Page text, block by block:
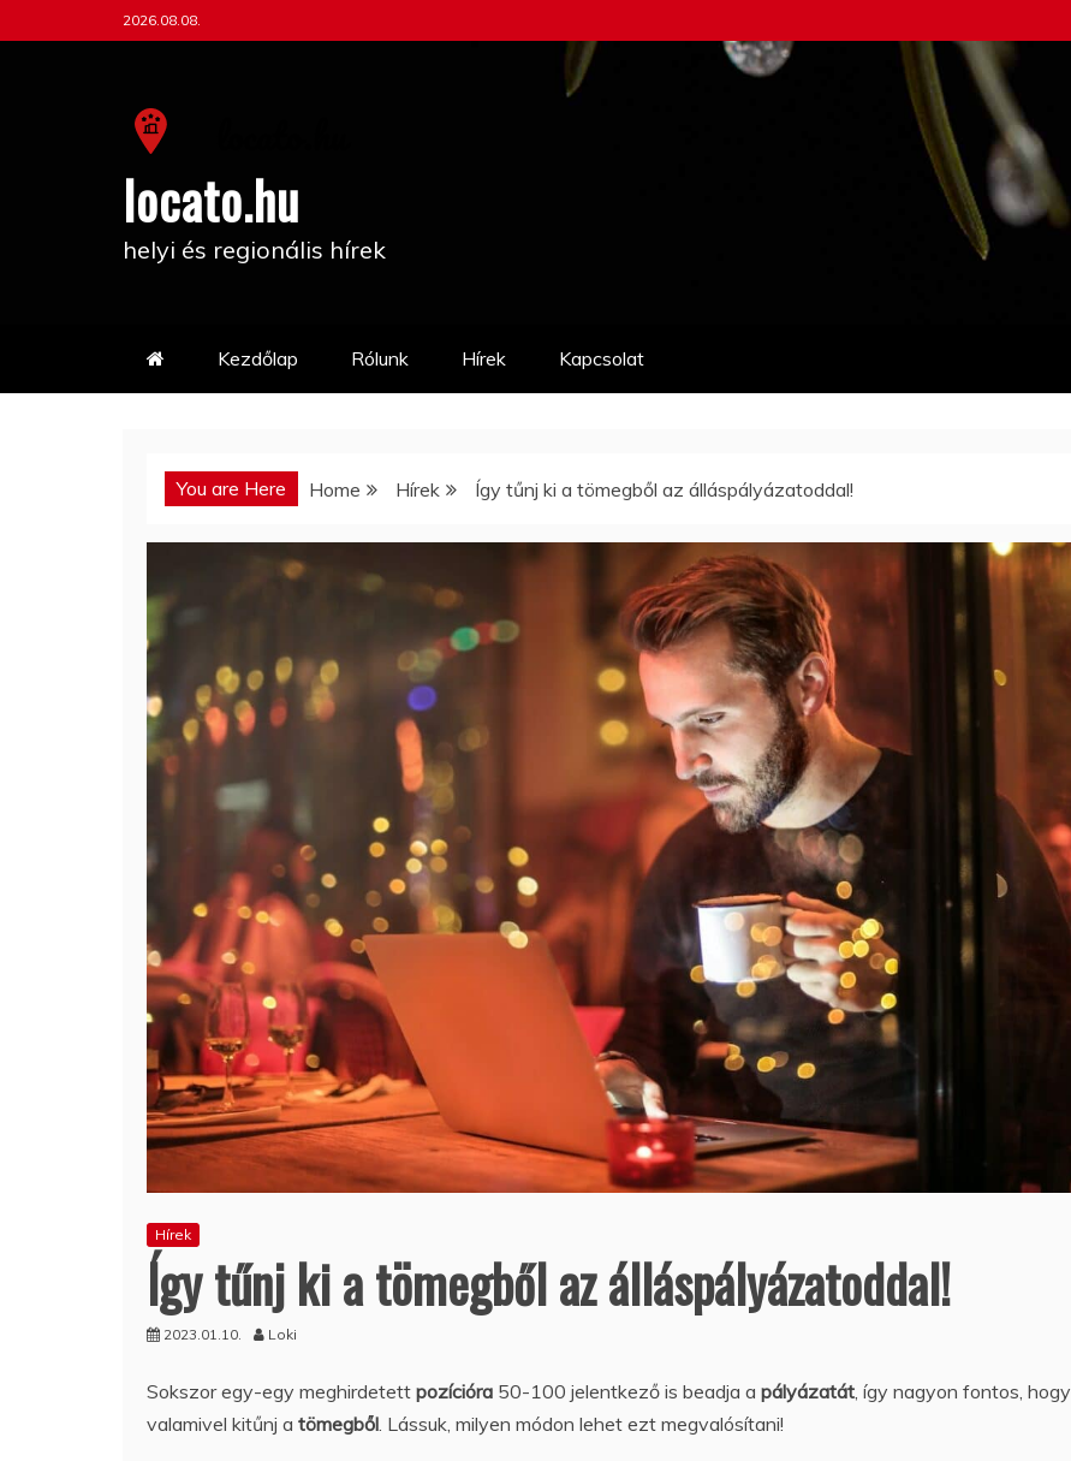
to
2026.08.08.
locato.hu
helyi és regionális hírek
Kezdőlap Rólunk Hírek Kapcsolat
You are Here Home Hírek Így tűnj ki a tömegből az álláspályázatoddal!
Hírek
Így tűnj ki a tömegből az álláspályázatoddal!
2023.01.10. Loki
Sokszor egy-egy meghirdetett pozícióra 50-100 jelentkező is beadja a pályázatát , így nagyon fontos, hogy
valamivel kitűnj a tömegből . Lássuk, milyen módon lehet ezt megvalósítani!